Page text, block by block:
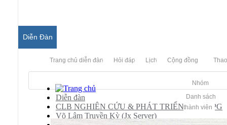
Diễn Đàn
Trang chủ diễn đàn Hỏi đáp Lịch Cộng đồng
Nhóm
Danh sách
thành viên
Diễn đàn
CLB NGHIÊN CỨU & PHÁT TRIỂN MMORPG
Võ Lâm Truyền Kỳ (Jx Server)